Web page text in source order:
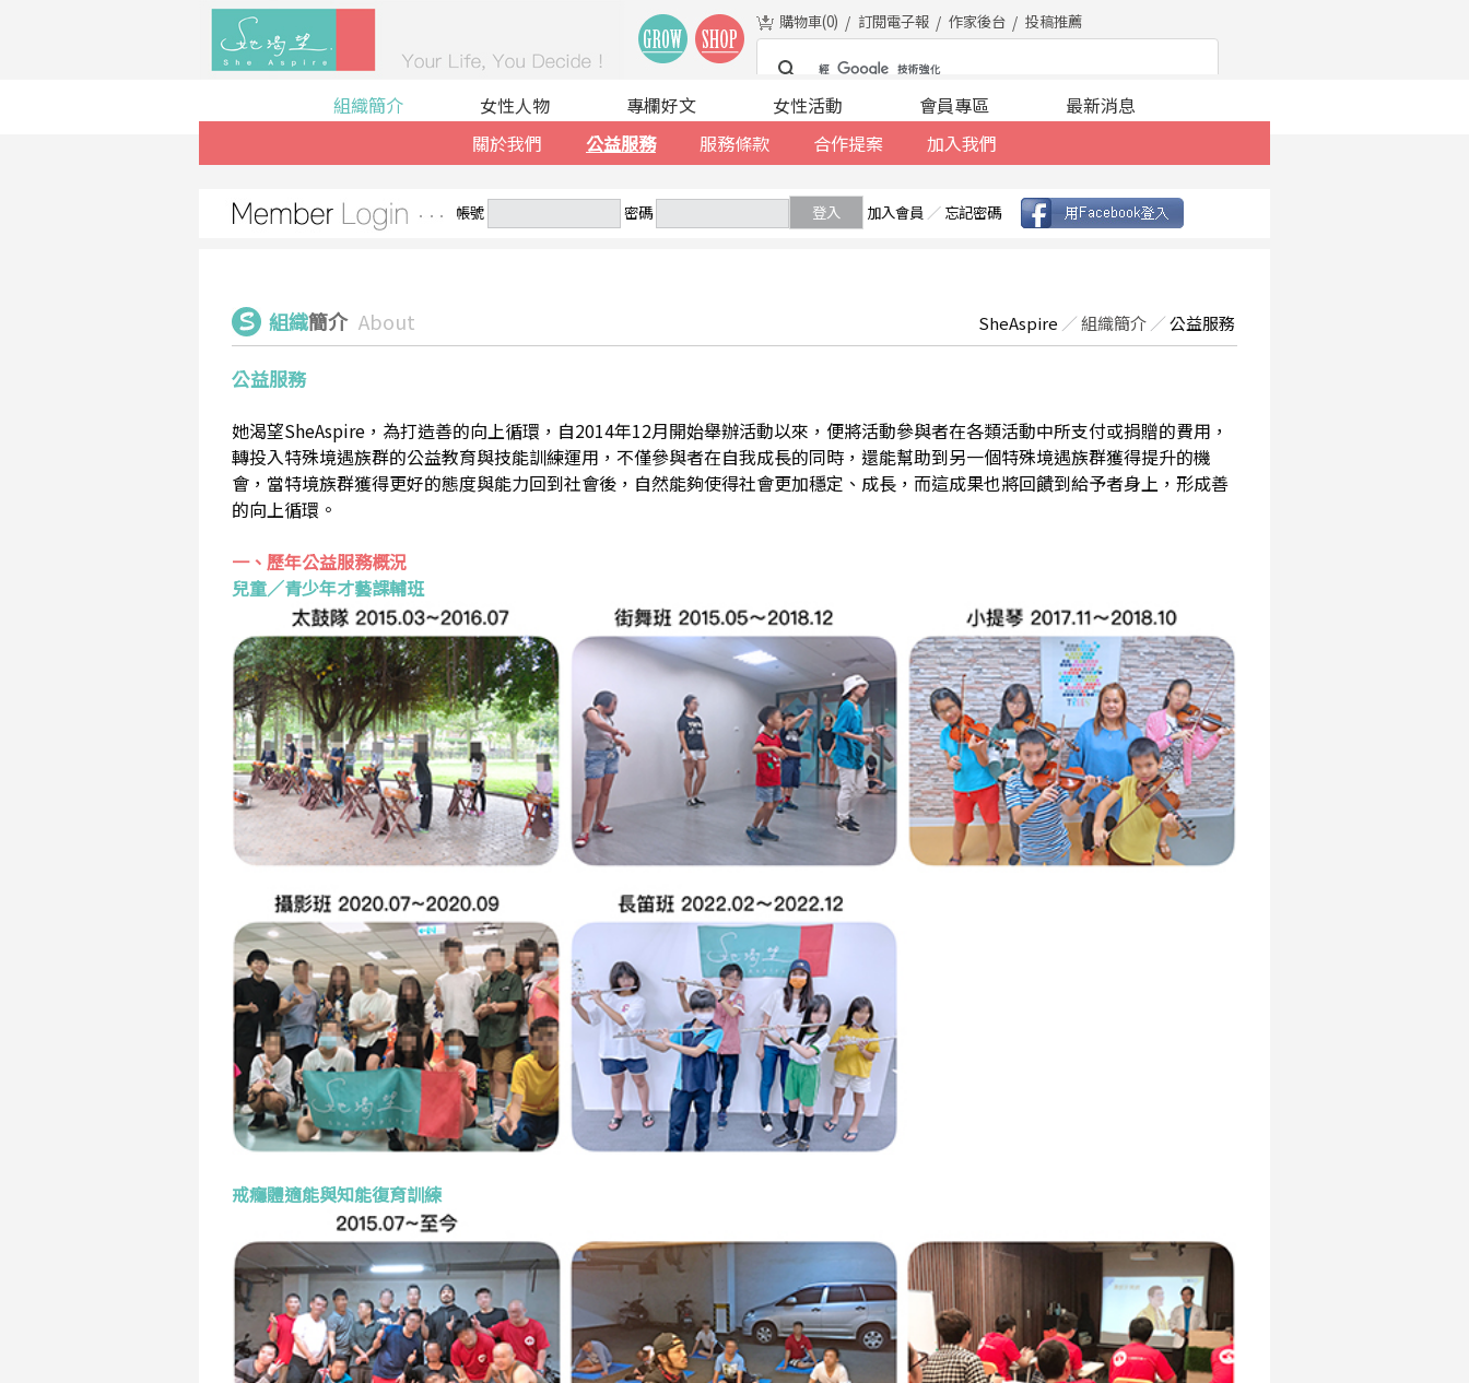
購物車(0) 訂閱電子報 作家後台 投稿推薦
組織簡介
關於我們
公益服務 服務條款 合作提案 加入我們
女性人物 專欄好文 女性活動 會員專區 最新消息
帳號 密碼 登入 加入會員 ／ 忘記密碼
組織簡介 About SheAspire ／組織簡介 ／公益服務
公益服務
她渴望SheAspire，為打造善的向上循環，自2014年12月開始舉辦活動以來，便將活動參與者在各類活動中所支付或捐贈的費用，
轉投入特殊境遇族群的公益教育與技能訓練運用，不僅參與者在自我成長的同時，還能幫助到另一個特殊境遇族群獲得提升的機
會，當特境族群獲得更好的態度與能力回到社會後，自然能夠使得社會更加穩定、成長，而這成果也將回饋到給予者身上，形成善
的向上循環。
一、歷年公益服務概況
兒童／青少年才藝課輔班
戒癮體適能與知能復育訓練